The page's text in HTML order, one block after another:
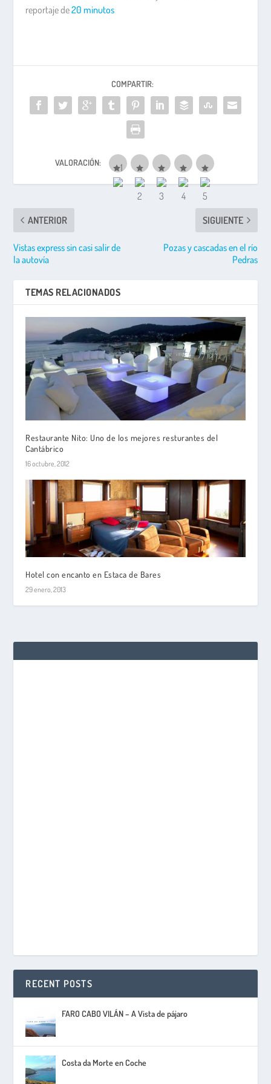
reportaje de20 minutos
COMPARTIR:
VALORACIÓN:
ANTERIOR
Vistas express sin casi salir de
la autovía
SIGUIENTE
Pozas y cascadas en el río
Pedras
TEMAS RELACIONADOS
Restaurante Nito: Uno de los mejores resturantes del
Cantábrico
16 octubre, 2012
Hotel con encanto en Estaca de Bares
29 enero, 2013
RECENT POSTS
FARO CABO VILÁN – A Vista de pájaro
Costa da Morte en Coche